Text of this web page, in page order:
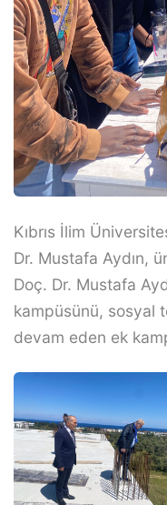
Kıbrıs İlim
Dr. Mustafa Aydın,
Doç. Dr. Mustafa
kampüsünü, sosyal
devam eden ek